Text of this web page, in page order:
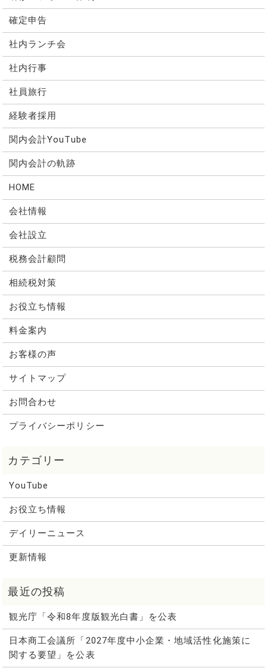
確定申告
社内ランチ会
社内行事
社員旅行
経験者採用
関内会計YouTube
関内会計の軌跡
HOME
会社情報
会社設立
税務会計顧問
相続税対策
お役立ち情報
料金案内
お客様の声
サイトマップ
お問合わせ
プライバシーポリシー
YouTube
お役立ち情報
デイリーニュース
更新情報
観光庁「令和8年度版観光白書」を公表
日本商工会議所「2027年度中小企業・地域活性化施策に
関する要望」を公表